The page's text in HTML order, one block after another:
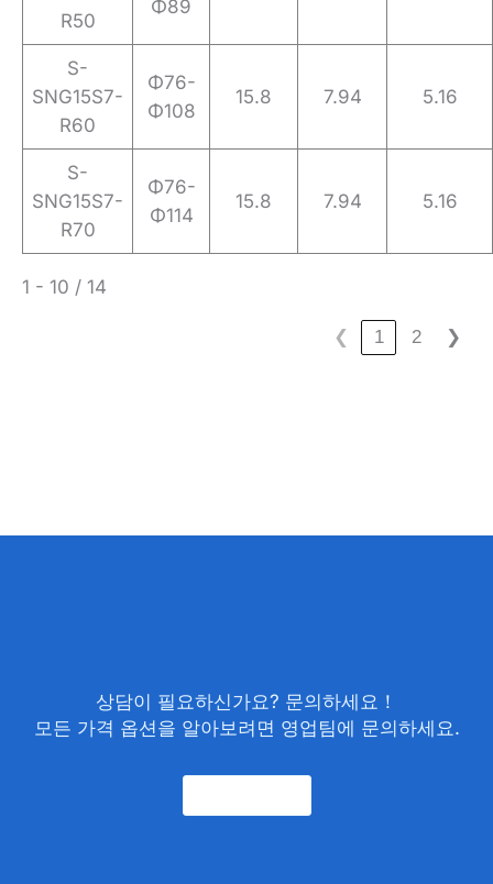
R50
Φ89
S-
SNG15S7-
R60
Φ76-
Φ108
15.8 7.94 5.16
S-
SNG15S7-
R70
Φ76-
Φ114
15.8 7.94 5.16
1 - 10 / 14
❮ 1 2 ❯
상담이 필요하신가요? 문의하세요！
모든 가격 옵션을 알아보려면 영업팀에 문의하세요.